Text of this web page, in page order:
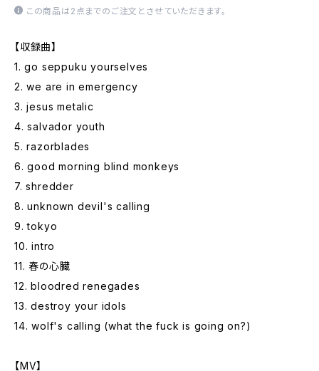
この商品は2点までのご注文とさせていただきます。
【収録曲】
1. go seppuku yourselves
2. we are in emergency
3. jesus metalic
4. salvador youth
5. razorblades
6. good morning blind monkeys
7. shredder
8. unknown devil's calling
9. tokyo
10. intro
11. 春の心臓
12. bloodred renegades
13. destroy your idols
14. wolf's calling (what the fuck is going on?)
【MV】